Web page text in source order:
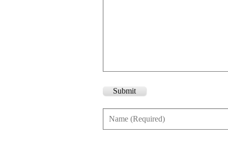
Submit